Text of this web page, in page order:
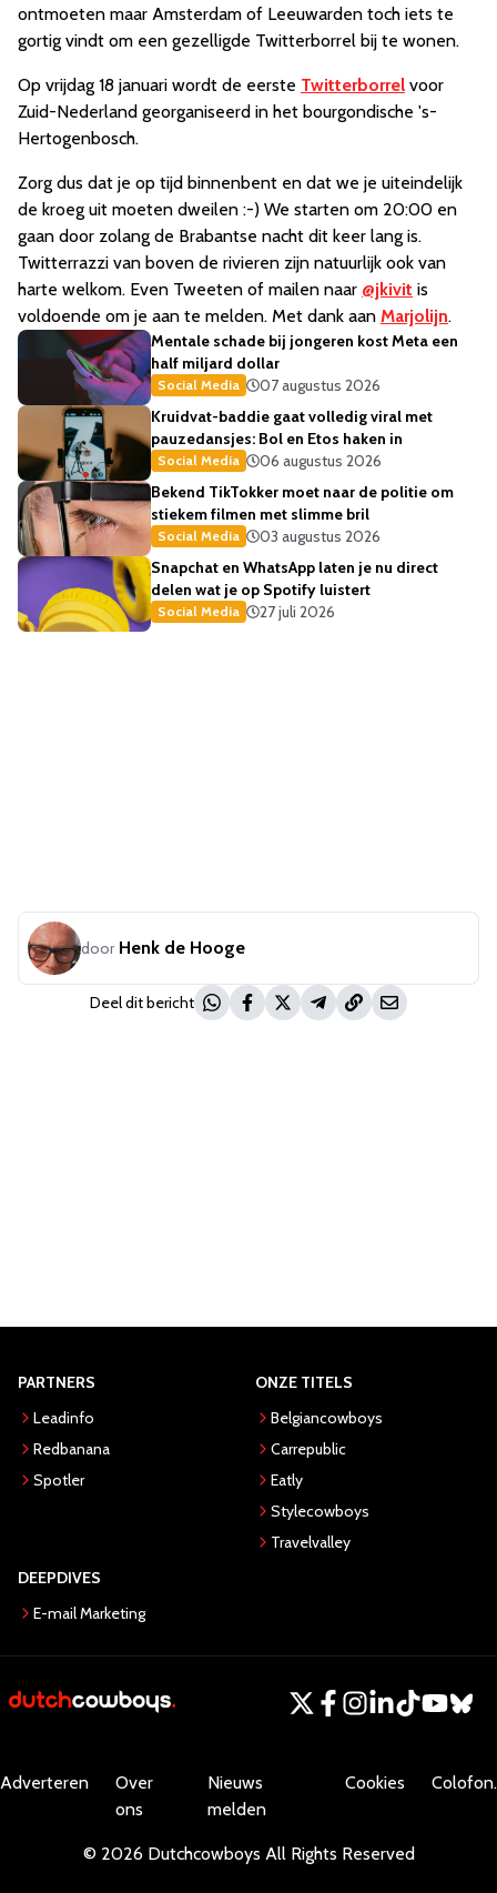
ontmoeten maar Amsterdam of Leeuwarden toch iets te
gortig vindt om een gezelligde Twitterborrel bij te wonen.
Op vrijdag 18 januari wordt de eerste Twitterborrel voor
Zuid-Nederland georganiseerd in het bourgondische 's-
Hertogenbosch.
Zorg dus dat je op tijd binnenbent en dat we je uiteindelijk
de kroeg uit moeten dweilen :-) We starten om 20:00 en
gaan door zolang de Brabantse nacht dit keer lang is.
Twitterrazzi van boven de rivieren zijn natuurlijk ook van
harte welkom. Even Tweeten of mailen naar @jkivit is
voldoende om je aan te melden. Met dank aan Marjolijn.
Mentale schade bij jongeren kost Meta een
half miljard dollar
Social Media
07 augustus 2026
Kruidvat-baddie gaat volledig viral met
pauzedansjes: Bol en Etos haken in
Social Media
06 augustus 2026
Bekend TikTokker moet naar de politie om
stiekem filmen met slimme bril
Social Media
03 augustus 2026
Snapchat en WhatsApp laten je nu direct
delen wat je op Spotify luistert
Social Media 27 juli 2026
door Henk de Hooge
Deel dit bericht
PARTNERS
Leadinfo
Redbanana
Spotler
ONZE TITELS
Belgiancowboys
Carrepublic
Eatly
Stylecowboys
Travelvalley
DEEPDIVES
E-mail Marketing
Adverteren
Over
ons
Nieuws
melden
Cookies Colofon.
© 2026 Dutchcowboys All Rights Reserved